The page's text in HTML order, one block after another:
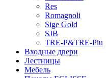
Res
Romagnoli
Sige Gold
SJB
TRE-P&TRE-Piu
Входные двери
Лестницы
Мебель